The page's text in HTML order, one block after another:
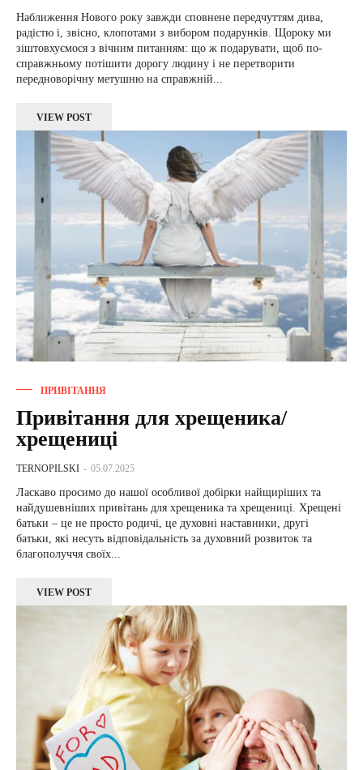
Наближення Нового року завжди сповнене передчуттям дива,
радістю і, звісно, клопотами з вибором подарунків. Щороку ми
зіштовхуємося з вічним питанням: що ж подарувати, щоб по-
справжньому потішити дорогу людину і не перетворити
передноворічну метушню на справжній...
VIEW POST
ПРИВІТАННЯ
Привітання для хрещеника/
хрещениці
TERNOPILSKI - 05.07.2025
Ласкаво просимо до нашої особливої добірки найщиріших та
найдушевніших привітань для хрещеника та хрещениці. Хрещені
батьки – це не просто родичі, це духовні наставники, другі
батьки, які несуть відповідальність за духовний розвиток та
благополуччя своїх...
VIEW POST